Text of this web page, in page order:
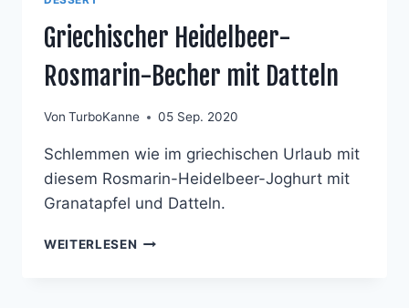
Griechischer Heidelbeer-
Rosmarin-Becher mit Datteln
Von TurboKanne 05 Sep. 2020
Schlemmen wie im griechischen Urlaub mit
diesem Rosmarin-Heidelbeer-Joghurt mit
Granatapfel und Datteln.
WEITERLESEN GRIECHISCHER